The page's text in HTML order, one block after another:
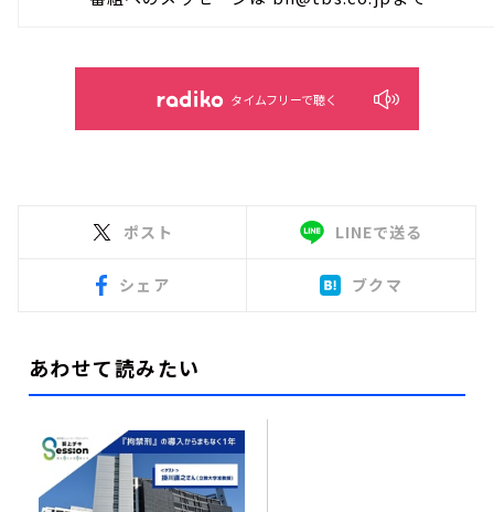
タイムフリーで聴く
ポスト LINEで送る
シェア ブクマ
あわせて読みたい